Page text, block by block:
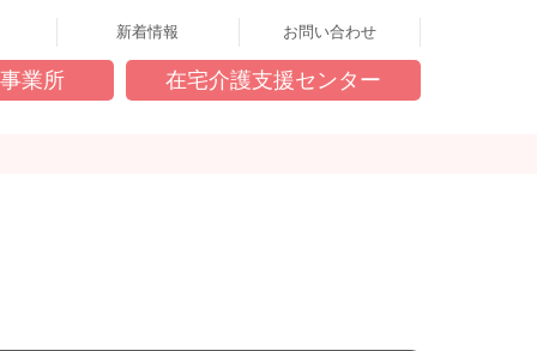
新着情報 お問い合わせ
業所 在宅介護支援センター